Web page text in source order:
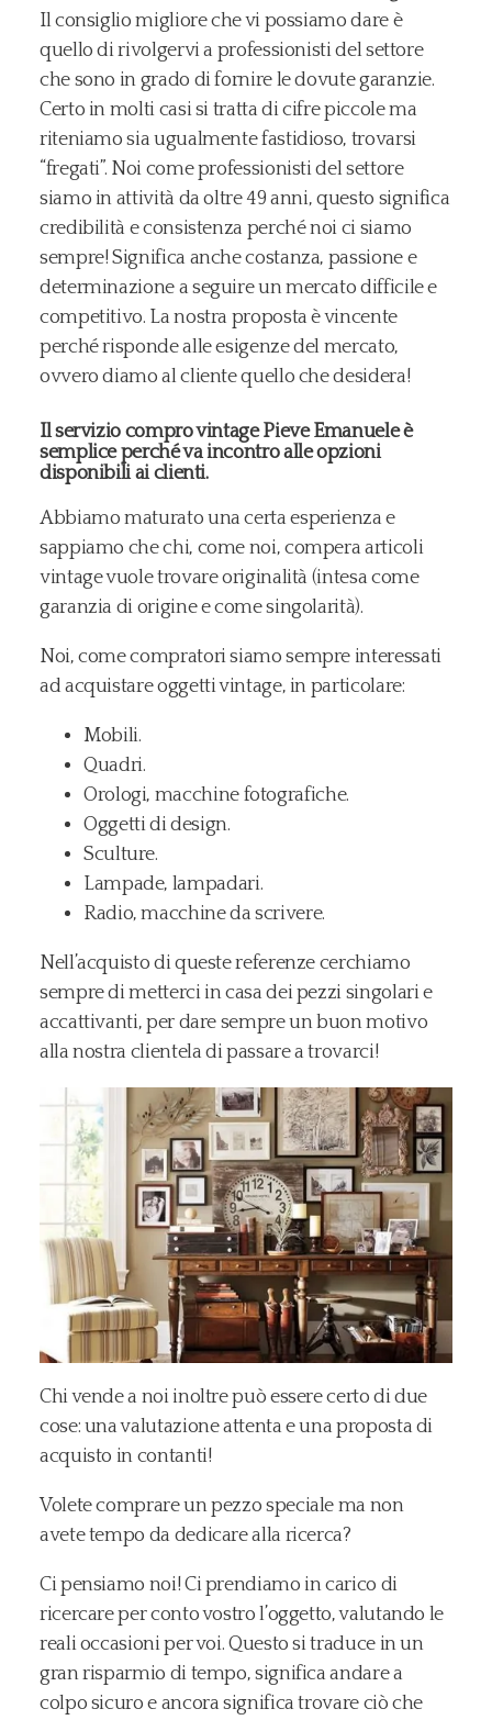
Il consiglio migliore che vi possiamo dare è
quello di rivolgervi a professionisti del settore
che sono in grado di fornire le dovute garanzie.
Certo in molti casi si tratta di cifre piccole ma
riteniamo sia ugualmente fastidioso, trovarsi
“fregati”. Noi come professionisti del settore
siamo in attività da oltre 49 anni, questo significa
credibilità e consistenza perché noi ci siamo
sempre! Significa anche costanza, passione e
determinazione a seguire un mercato difficile e
competitivo. La nostra proposta è vincente
perché risponde alle esigenze del mercato,
ovvero diamo al cliente quello che desidera!
Il servizio compro vintage Pieve Emanuele è
semplice perché va incontro alle opzioni
disponibili ai clienti.
Abbiamo maturato una certa esperienza e
sappiamo che chi, come noi, compera articoli
vintage vuole trovare originalità (intesa come
garanzia di origine e come singolarità).
Noi, come compratori siamo sempre interessati
ad acquistare oggetti vintage, in particolare:
Mobili.
Quadri.
Orologi, macchine fotografiche.
Oggetti di design.
Sculture.
Lampade, lampadari.
Radio, macchine da scrivere.
Nell’acquisto di queste referenze cerchiamo
sempre di metterci in casa dei pezzi singolari e
accattivanti, per dare sempre un buon motivo
alla nostra clientela di passare a trovarci!
Chi vende a noi inoltre può essere certo di due
cose: una valutazione attenta e una proposta di
acquisto in contanti!
Volete comprare un pezzo speciale ma non
avete tempo da dedicare alla ricerca?
Ci pensiamo noi! Ci prendiamo in carico di
ricercare per conto vostro l’oggetto, valutando le
reali occasioni per voi. Questo si traduce in un
gran risparmio di tempo, significa andare a
colpo sicuro e ancora significa trovare ciò che